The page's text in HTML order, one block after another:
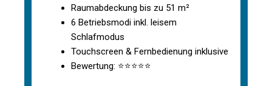
Raumabdeckung bis zu 51 m²
6 Betriebsmodi inkl. leisem
Schlafmodus
Touchscreen & Fernbedienung inklusive
Bewertung: ⭐⭐⭐⭐⭐